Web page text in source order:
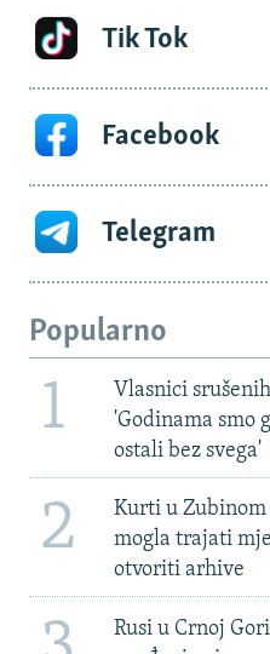
Tik Tok
Facebook
Telegram
Popularno
1
Vlasnici
'Godinama smo
ostali bez svega'
2
Kurti u Zubinom
mogla trajati
otvoriti arhive
Rusi u Crnoj